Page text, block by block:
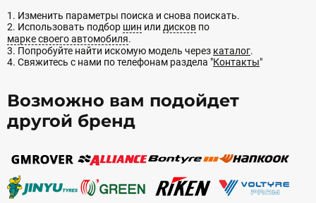
1. Изменить параметры поиска и снова поискать.
2. Использовать подбор шин или дисков по
марке своего автомобиля.
3. Попробуйте найти искомую модель через каталог.
4. Свяжитесь с нами по телефонам раздела "Контакты"
Возможно вам подойдет
другой бренд